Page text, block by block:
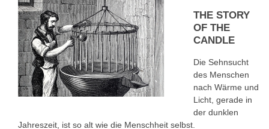
THE STORY
OF THE
CANDLE
Die Sehnsucht
des Menschen
nach Wärme und
Licht, gerade in
der dunklen
Jahreszeit, ist so alt wie die Menschheit selbst.